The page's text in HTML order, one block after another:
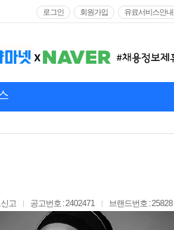
로그인 회원가입 유료서비스안내
브랜드번호 : 25828
공고번호 : 2402471
고